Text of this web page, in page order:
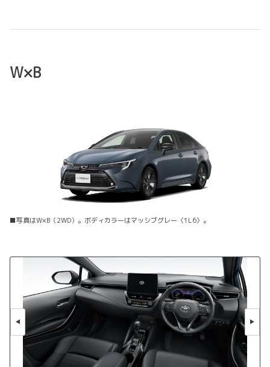
W×B
■写真はW×B（2WD）。ボディカラーはマッシブグレー〈1L6〉。